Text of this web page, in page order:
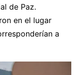
de Paz.
en el lugar
a